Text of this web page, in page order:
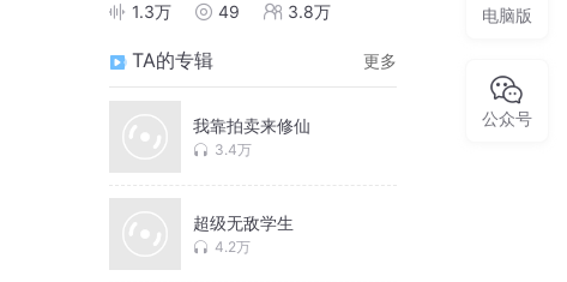
1.3万 49 3.8万
TA的专辑 更多
我靠拍卖来修仙
3.4万
超级无敌学生
4.2万
电脑版
公众号